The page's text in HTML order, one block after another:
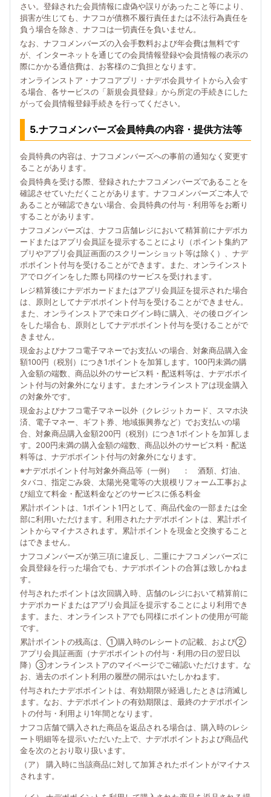
さい。登録された会員情報に虚偽や誤りがあったこと等により、
損害が生じても、ナフコが債務不履行責任または不法行為責任を
負う場合を除き、ナフコは一切責任を負いません。
なお、ナフコメンバーズの入会手数料および年会費は無料です
が、インターネットを通じての会員情報登録や会員情報の表示の
際にかかる通信費は、お客様のご負担となります。
オンラインストア・ナフコアプリ・ナデポ会員サイトから入会す
る場合、各サービスの「新規会員登録」から所定の手続きにした
がって会員情報登録手続きを行ってください。
5.ナフコメンバーズ会員特典の内容・提供方法等
会員特典の内容は、ナフコメンバーズへの事前の通知なく変更す
ることがあります。
会員特典を受ける際、登録されたナフコメンバーズであることを
確認させていただくことがあります。ナフコメンバーズご本人で
あることが確認できない場合、会員特典の付与・利用等をお断り
することがあります。
ナフコメンバーズは、ナフコ店舗レジにおいて精算前にナデポカ
ードまたはアプリ会員証を提示することにより（ポイント集約ア
プリやアプリ会員証画面のスクリーンショット等は除く）、ナデ
ポポイント付与を受けることができます。また、オンラインスト
アでログインをした際も同様のサービスを受けれます。
レジ精算後にナデポカードまたはアプリ会員証を提示された場合
は、原則としてナデポポイント付与を受けることができません。
また、オンラインストアで未ログイン時に購入、その後ログイン
をした場合も、原則としてナデポポイント付与を受けることがで
きません。
現金およびナフコ電子マネーでお支払いの場合、対象商品購入金
額100円（税別）につき1ポイントを加算します。100円未満の購
入金額の端数、商品以外のサービス料・配送料等は、ナデポポイ
ント付与の対象外になります。またオンラインストアは現金購入
の対象外です。
現金およびナフコ電子マネー以外（クレジットカード、スマホ決
済、電子マネー、ギフト券、地域振興券など）でお支払いの場
合、対象商品購入金額200円（税別）につき1ポイントを加算しま
す。200円未満の購入金額の端数、商品以外のサービス料・配送
料等は、ナデポポイント付与の対象外になります。
※ナデポポイント付与対象外商品等（一例） ： 酒類、灯油、
タバコ、指定ごみ袋、太陽光発電等の大規模リフォーム工事およ
び組立て料金・配送料金などのサービスに係る料金
累計ポイントは、1ポイント1円として、商品代金の一部または全
部に利用いただけます。利用されたナデポポイントは、累計ポイ
ントからマイナスされます。累計ポイントを現金と交換すること
はできません。
ナフコメンバーズが第三項に違反し、二重にナフコメンバーズに
会員登録を行った場合でも、ナデポポイントの合算は致しかねま
す。
付与されたポイントは次回購入時、店舗のレジにおいて精算前に
ナデポカードまたはアプリ会員証を提示することにより利用でき
ます。また、オンラインストアでも同様にポイントの使用が可能
です。
累計ポイントの残高は、①購入時のレシートの記載、および②
アプリ会員証画面（ナデポポイントの付与・利用の日の翌日以
降）③オンラインストアのマイページでご確認いただけます。な
お、過去のポイント利用の履歴の開示はいたしかねます。
付与されたナデポポイントは、有効期限が経過したときは消滅し
ます。なお、ナデポポイントの有効期限は、最終のナデポポイン
トの付与・利用より1年間となります。
ナフコ店舗で購入された商品を返品される場合は、購入時のレシ
ート明細等を提示いただいた上で、ナデポポイントおよび商品代
金を次のとおり取り扱います。
（ア） 購入時に当該商品に対して加算されたポイントがマイナス
されます。